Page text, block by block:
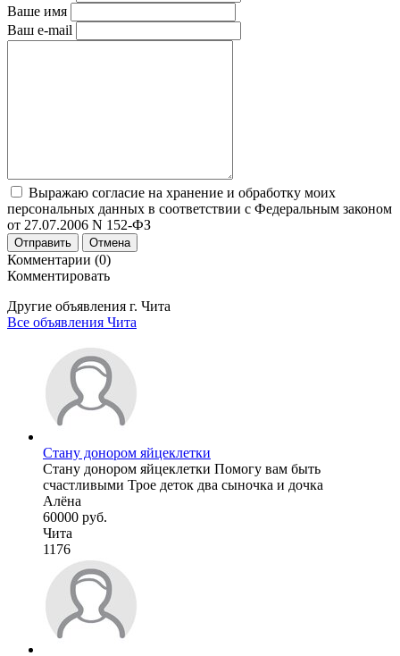
Ваше имя
Ваш e-mail
Выражаю согласие на хранение и обработку моих
персональных данных в соответствии с Федеральным законом
от 27.07.2006 N 152-ФЗ
Отправить Отмена
Комментарии (0)
Комментировать
Другие объявления г. Чита
Все объявления Чита
Стану донором яйцеклетки
Стану донором яйцеклетки Помогу вам быть
счастливыми Трое деток два сыночка и дочка
Алёна
60000 руб.
Чита
1176